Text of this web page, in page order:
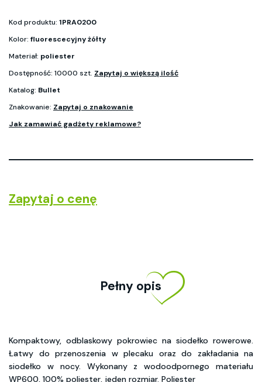
Kod produktu: 1PRA0200
Kolor: fluorescecyjny żółty
Materiał: poliester
Dostępność: 10000 szt. Zapytaj o większą ilość
Katalog: Bullet
Znakowanie: Zapytaj o znakowanie
Jak zamawiać gadżety reklamowe?
Zapytaj o cenę
Pełny opis
Kompaktowy, odblaskowy pokrowiec na siodełko rowerowe.
Łatwy do przenoszenia w plecaku oraz do zakładania na
siodełko w nocy. Wykonany z wodoodpornego materiału
WP600, 100% poliester, jeden rozmiar. Poliester